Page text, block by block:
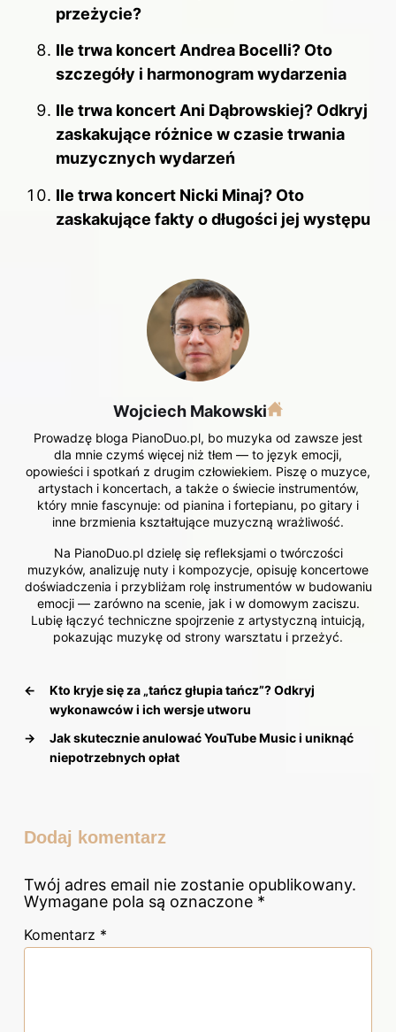
przeżycie?
Ile trwa koncert Andrea Bocelli? Oto
szczegóły i harmonogram wydarzenia
Ile trwa koncert Ani Dąbrowskiej? Odkryj
zaskakujące różnice w czasie trwania
muzycznych wydarzeń
Ile trwa koncert Nicki Minaj? Oto
zaskakujące fakty o długości jej występu
Wojciech Makowski
Prowadzę bloga PianoDuo.pl, bo muzyka od zawsze jest
dla mnie czymś więcej niż tłem — to język emocji,
opowieści i spotkań z drugim człowiekiem. Piszę o muzyce,
artystach i koncertach, a także o świecie instrumentów,
który mnie fascynuje: od pianina i fortepianu, po gitary i
inne brzmienia kształtujące muzyczną wrażliwość.
Na PianoDuo.pl dzielę się refleksjami o twórczości
muzyków, analizuję nuty i kompozycje, opisuję koncertowe
doświadczenia i przybliżam rolę instrumentów w budowaniu
emocji — zarówno na scenie, jak i w domowym zaciszu.
Lubię łączyć techniczne spojrzenie z artystyczną intuicją,
pokazując muzykę od strony warsztatu i przeżyć.
←
Kto kryje się za „tańcz głupia tańcz”? Odkryj
wykonawców i ich wersje utworu
→
Jak skutecznie anulować YouTube Music i uniknąć
niepotrzebnych opłat
Dodaj komentarz
Twój adres email nie zostanie opublikowany.
Wymagane pola są oznaczone *
Komentarz *